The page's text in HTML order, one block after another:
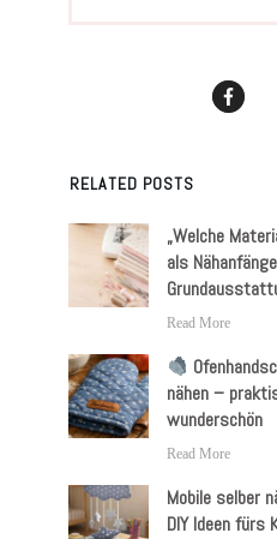
RELATED POSTS
„Welche
als
Read More
nähen –
wunderschön
Read More
Mobile selber
DIY Ideen fürs